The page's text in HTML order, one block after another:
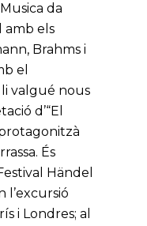
da
amb els
Brahms i
el
li valgué nous
d’“El
És
Händel
l’excursió
i Londres; al